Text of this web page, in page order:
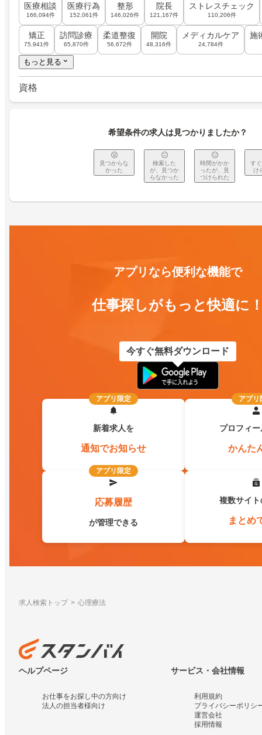
医療相談
166,094件
医療行為
152,061件
整形
146,026件
院長
121,167件
ストレスチェック
110,206件
矯正
75,941件
訪問診療
65,870件
柔道整復
56,672件
開院
48,316件
メディカルケア
24,784件
施
もっと見る
資格
希望条件の求人は見つかりましたか？
見つからな
かった
検索した
が、見つか
らなかった
時間がかか
ったが、見
つけられた
す
け
アプリなら便利な機能で
仕事探しがもっと快適に
今すぐ無料ダウンロード
アプリ限定
新着求人を
通知でお知らせ
アプリ
プロフィ
かんた
アプリ限定
応募履歴
が管理できる
複数サイ
まとめ
求人検索トップ 心理療法
ヘルプページ
お仕事をお探し中の方向け
法人の担当者様向け
サービス・会社情報
利用規約
プライバシーポリシ
運営会社
採用情報